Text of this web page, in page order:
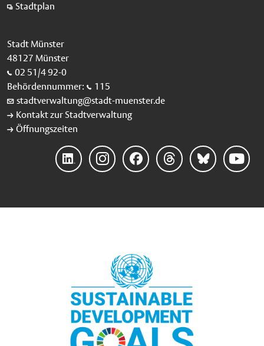
Stadtplan
Stadt Münster
48127 Münster
02 51/4 92-0
Behördennummer:
115
stadtverwaltung@stadt-muenster.de
Kontakt zur Stadtverwaltung
Öffnungszeiten